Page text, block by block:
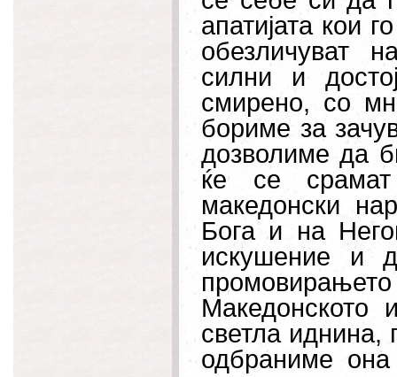
апатијата кои
обезличуват
силни и
смирено, со
бориме за
дозволиме да
ќе се
македонски
Бога и на
искушение и
светла иднина,
одбраниме